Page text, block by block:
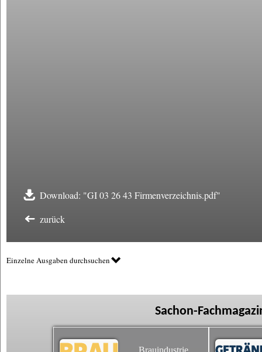
Download: "GI 03 26 43 Firmenverzeichnis.pdf"
zurück
Einzelne Ausgaben durchsuchen
Sachon-
Brauindustrie